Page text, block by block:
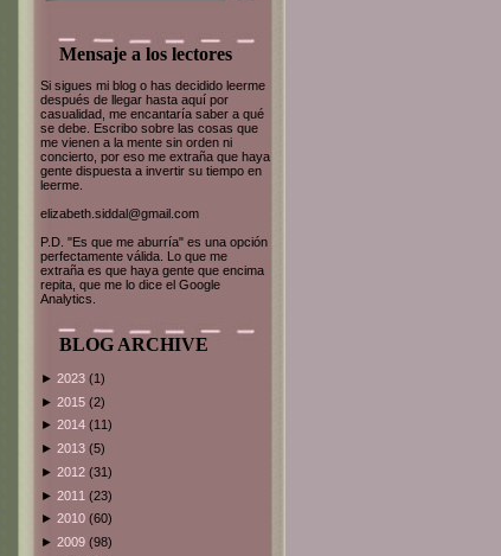
Mensaje a los lectores
Si sigues mi blog o has decidido leerme
después de llegar hasta aquí por
casualidad, me encantaría saber a qué
se debe. Escribo sobre las cosas que
me vienen a la mente sin orden ni
concierto, por eso me extraña que haya
gente dispuesta a invertir su tiempo en
leerme.
elizabeth.siddal@gmail.com
P.D. "Es que me aburría" es una opción
perfectamente válida. Lo que me
extraña es que haya gente que encima
repita, que me lo dice el Google
Analytics.
BLOG ARCHIVE
► 2023 (1)
► 2015 (2)
► 2014 (11)
► 2013 (5)
► 2012 (31)
► 2011 (23)
► 2010 (60)
► 2009 (98)